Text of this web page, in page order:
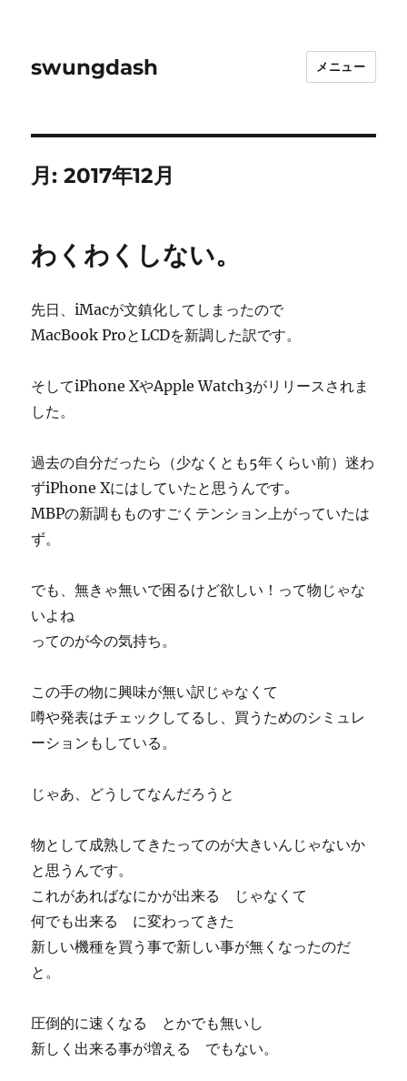
swungdash メニュー
月:2017年12月
わくわくしない。
先日、iMacが文鎮化してしまったので
MacBook ProとLCDを新調した訳です。
そしてiPhone XやApple Watch3がリリースされま
した。
過去の自分だったら（少なくとも5年くらい前）迷わ
ずiPhone Xにはしていたと思うんです｡
MBPの新調もものすごくテンション上がっていたは
ず。
でも、無きゃ無いで困るけど欲しい！って物じゃな
いよね
ってのが今の気持ち。
この手の物に興味が無い訳じゃなくて
噂や発表はチェックしてるし、買うためのシミュレ
ーションもしている。
じゃあ、どうしてなんだろうと
物として成熟してきたってのが大きいんじゃないか
と思うんです。
これがあればなにかが出来る じゃなくて
何でも出来る に変わってきた
新しい機種を買う事で新しい事が無くなったのだ
と。
圧倒的に速くなる とかでも無いし
新しく出来る事が増える でもない。